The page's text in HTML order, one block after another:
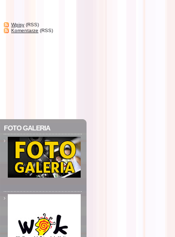
Wpisy (RSS)
Komentarze (RSS)
FOTO GALERIA